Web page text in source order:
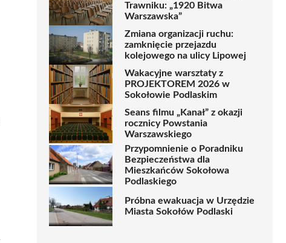
Trawniku: „1920 Bitwa
Warszawska”
Zmiana organizacji ruchu:
zamknięcie przejazdu
kolejowego na ulicy Lipowej
Wakacyjne warsztaty z
PROJEKTOREM 2026 w
Sokołowie Podlaskim
Seans filmu „Kanał” z okazji
rocznicy Powstania
Warszawskiego
Przypomnienie o Poradniku
Bezpieczeństwa dla
Mieszkańców Sokołowa
Podlaskiego
Próbna ewakuacja w Urzędzie
Miasta Sokołów Podlaski